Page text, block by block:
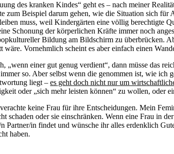
des kranken Kindes“ geht es – nach meiner
zum Beispiel darum gehen, wie die Situation sich
muss, weil Kindergärten eine völlig berechtigte
Schonung der körperlichen Kräfte immer noch
Bildung am Bildschirm zu überbrücken.
wäre. Vornehmlich scheint es aber einfach einen
„wenn einer gut genug verdient“, dann müsse das
so. Aber selbst wenn die genommen ist, wie
liegt – es geht doch nicht nur um
oder „sich mehr leisten können“ zu wollen, oder
keine Frau für ihre Entscheidungen. Mein
schaden oder sie einschränken. Wenn eine Frau
Partner/in findet und wünsche ihr alles erdenklich
haben.